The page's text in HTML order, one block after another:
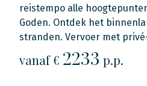
reistempo alle
Goden. Ontdek het
stranden. Vervoer met
vanaf € 2233 p.p.